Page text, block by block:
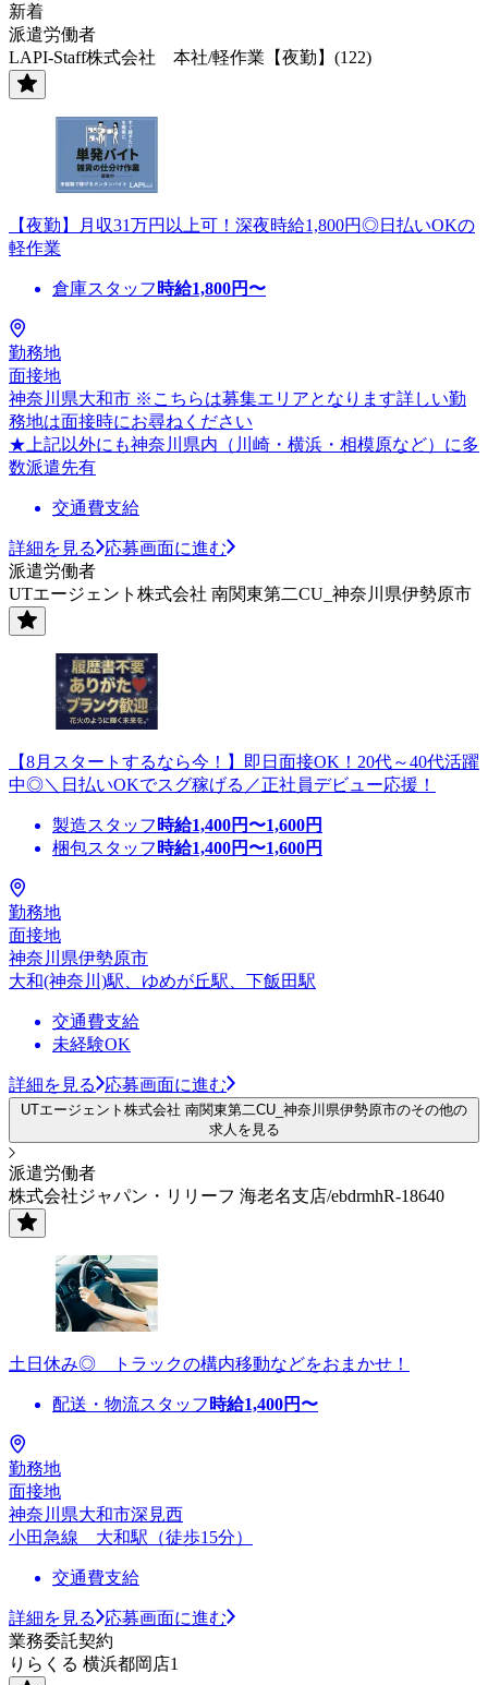
新着
派遣労働者
LAPI-Staff株式会社 本社/軽作業【夜勤】(122)
【夜勤】月収31万円以上可！深夜時給1,800円◎日払いOKの
軽作業
倉庫スタッフ 時給1,800円〜
勤務地
面接地
神奈川県大和市 ※こちらは募集エリアとなります詳しい勤
務地は面接時にお尋ねください
★上記以外にも神奈川県内（川崎・横浜・相模原など）に多
数派遣先有
交通費支給
詳細を見る
応募画面に進む
派遣労働者
UTエージェント株式会社 南関東第二CU_神奈川県伊勢原市
【8月スタートするなら今！】即日面接OK！20代～40代活躍
中◎＼日払いOKでスグ稼げる／正社員デビュー応援！
製造スタッフ 時給1,400円〜1,600円
梱包スタッフ 時給1,400円〜1,600円
勤務地
面接地
神奈川県伊勢原市
大和(神奈川)駅、ゆめが丘駅、下飯田駅
交通費支給
未経験OK
詳細を見る 応募画面に進む
UTエージェント株式会社 南関東第二CU_神奈川県伊勢原市のその他の
求人を見る
派遣労働者
株式会社ジャパン・リリーフ 海老名支店/ebdrmhR-18640
土日休み◎ トラックの構内移動などをおまかせ！
配送・物流スタッフ 時給1,400円〜
勤務地
面接地
神奈川県大和市深見西
小田急線 大和駅（徒歩15分）
交通費支給
詳細を見る
応募画面に進む
業務委託契約
りらくる 横浜都岡店1